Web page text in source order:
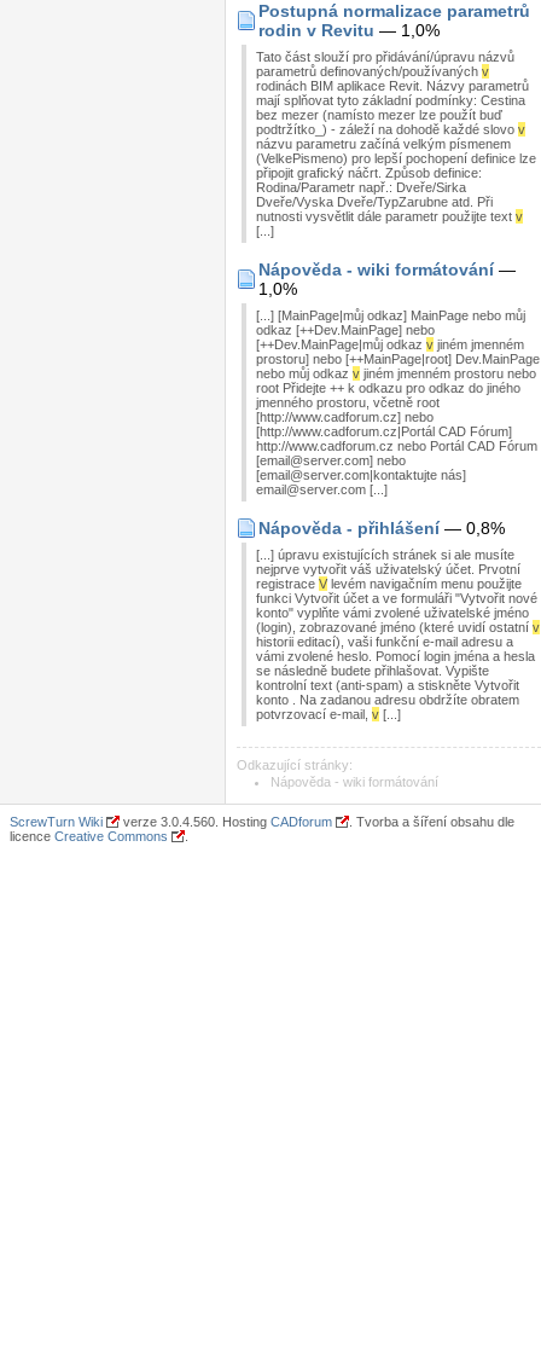
Postupná normalizace parametrů
rodin v Revitu — 1,0%
Tato část slouží pro přidávání/úpravu názvů
parametrů definovaných/používaných v
rodinách BIM aplikace Revit. Názvy parametrů
mají splňovat tyto základní podmínky: Cestina
bez mezer (namísto mezer lze použít buď
podtržítko_) - záleží na dohodě každé slovo v
názvu parametru začíná velkým písmenem
(VelkePismeno) pro lepší pochopení definice lze
připojit grafický náčrt. Způsob definice:
Rodina/Parametr např.: Dveře/Sirka
Dveře/Vyska Dveře/TypZarubne atd. Při
nutnosti vysvětlit dále parametr použijte text v
[...]
Nápověda - wiki formátování—
1,0%
[...] [MainPage|můj odkaz] MainPage nebo můj
odkaz [++Dev.MainPage] nebo
[++Dev.MainPage|můj odkaz v jiném jmenném
prostoru] nebo [++MainPage|root] Dev.MainPage
nebo můj odkaz v jiném jmenném prostoru nebo
root Přidejte ++ k odkazu pro odkaz do jiného
jmenného prostoru, včetně root
[http://www.cadforum.cz] nebo
[http://www.cadforum.cz|Portál CAD Fórum]
http://www.cadforum.cz nebo Portál CAD Fórum
[email@server.com] nebo
[email@server.com|kontaktujte nás]
email@server.com [...]
Nápověda - přihlášení— 0,8%
[...] úpravu existujících stránek si ale musíte
nejprve vytvořit váš uživatelský účet. Prvotní
registrace V levém navigačním menu použijte
funkci Vytvořit účet a ve formuláři "Vytvořit nové
konto" vyplňte vámi zvolené uživatelské jméno
(login), zobrazované jméno (které uvidí ostatní v
historii editací), vaši funkční e-mail adresu a
vámi zvolené heslo. Pomocí login jména a hesla
se následně budete přihlašovat. Vypište
kontrolní text (anti-spam) a stiskněte Vytvořit
konto . Na zadanou adresu obdržíte obratem
potvrzovací e-mail, v [...]
Odkazující stránky:
Nápověda - wiki formátování
ScrewTurn Wiki verze 3.0.4.560. Hosting CADforum
. Tvorba a šíření obsahu dle
licence Creative Commons